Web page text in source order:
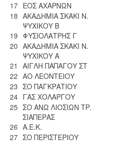
17 ΕΟΣ ΑΧΑΡΝΩΝ
18 ΑΚΑΔΗΜΙΑ ΣΚΑΚΙ Ν.
ΨΥΧΙΚΟΥ Β
19 ΦΥΣΙΟΛΑΤΡΗΣ Γ
20 ΑΚΑΔΗΜΙΑ ΣΚΑΚΙ Ν.
ΨΥΧΙΚΟΥ Α
21
ΑΙΓΛΗ ΠΑΠΑΓΟΥ ΣΤ
22 ΑΟ ΛΕΟΝΤΕΙΟΥ
23 ΣΟ ΠΑΓΚΡΑΤΙΟΥ
24 ΓΑΣ ΧΟΛΑΡΓΟΥ
25 ΣΟ ΑΝΩ ΛΙΟΣΙΩΝ ΤΡ.
ΣΙΑΠΕΡΑΣ
26 Α.Ε.Κ.
27 ΣΟ ΠΕΡΙΣΤΕΡΙΟΥ